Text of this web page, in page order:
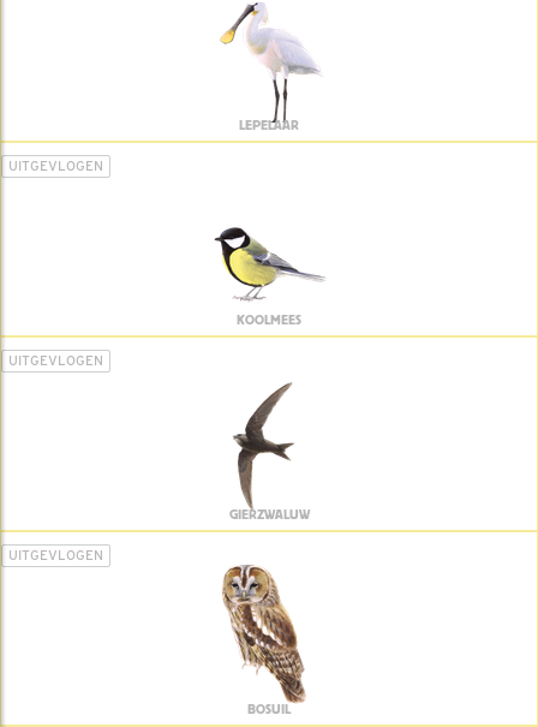
LEPELAAR
UITGEVLOGEN
KOOLMEES
UITGEVLOGEN
GIERZWALUW
UITGEVLOGEN
BOSUIL